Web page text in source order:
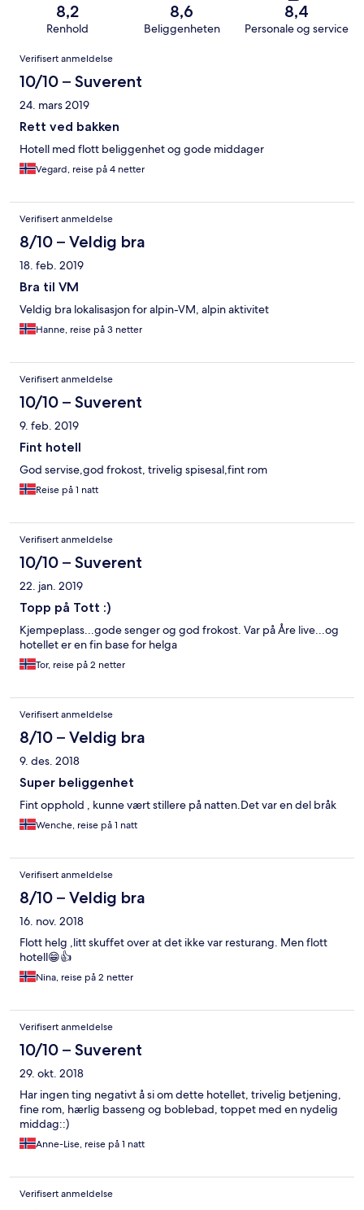
8,2
Renhold
8,6
Beliggenheten
8,4
Personale og service
Anmeldelser
Verifisert anmeldelse
10/10 – Suverent
24. mars 2019
Rett ved bakken
Hotell med flott beliggenhet og gode middager
Vegard, reise på 4 netter
Verifisert anmeldelse
8/10 – Veldig bra
18. feb. 2019
Bra til VM
Veldig bra lokalisasjon for alpin-VM, alpin aktivitet
Hanne, reise på 3 netter
Verifisert anmeldelse
10/10 – Suverent
9. feb. 2019
Fint hotell
God servise,god frokost, trivelig spisesal,fint rom
Reise på 1 natt
Verifisert anmeldelse
10/10 – Suverent
22. jan. 2019
Topp på Tott :)
Kjempeplass...gode senger og god frokost. Var på Åre live...og
hotellet er en fin base for helga
Tor, reise på 2 netter
Verifisert anmeldelse
8/10 – Veldig bra
9. des. 2018
Super beliggenhet
Fint opphold , kunne vært stillere på natten.Det var en del bråk
Wenche, reise på 1 natt
Verifisert anmeldelse
8/10 – Veldig bra
16. nov. 2018
Flott helg ,litt skuffet over at det ikke var resturang. Men flott
hotell😁👍
Nina, reise på 2 netter
Verifisert anmeldelse
10/10 – Suverent
29. okt. 2018
Har ingen ting negativt å si om dette hotellet, trivelig betjening,
fine rom, hærlig basseng og boblebad, toppet med en nydelig
middag::)
Anne-Lise, reise på 1 natt
Verifisert anmeldelse